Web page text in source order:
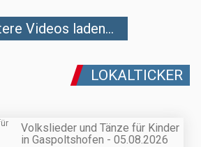
Videos laden...
LOKALTICKER
Volkslieder und Tänze für Kinder
in Gaspoltshofen - 05.08.2026